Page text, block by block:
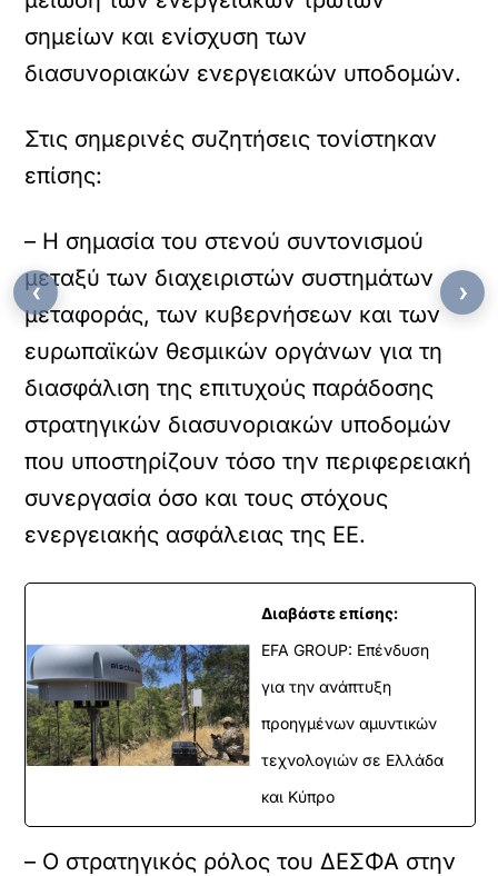
σημείων και ενίσχυση των
διασυνοριακών ενεργειακών υποδομών.
Στις σημερινές συζητήσεις τονίστηκαν
επίσης:
– Η σημασία του στενού συντονισμού
μεταξύ των διαχειριστών συστημάτων
μεταφοράς, των κυβερνήσεων και των
ευρωπαϊκών θεσμικών οργάνων για τη
διασφάλιση της επιτυχούς παράδοσης
στρατηγικών διασυνοριακών υποδομών
που υποστηρίζουν τόσο την περιφερειακή
συνεργασία όσο και τους στόχους
ενεργειακής ασφάλειας της ΕΕ.
Διαβάστε επίσης:
EFA GROUP: Επένδυση
για την ανάπτυξη
προηγμένων αμυντικών
τεχνολογιών σε Ελλάδα
και Κύπρο
– Ο στρατηγικός ρόλος του ΔΕΣΦΑ στην
‹ ›